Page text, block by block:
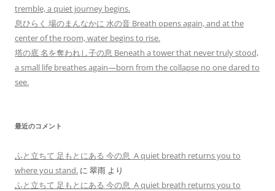
tremble, a quiet journey begins.
息ひらく 場のまんなかに 水の音 Breath opens again, and at the
center of the room, water begins to rise.
塔の底 名を奪われし子の息 Beneath a tower that never truly stood,
a small life breathes again—born from the collapse no one dared to
see.
最近のコメント
ふと立ちて 足もとにある 今の息 A quiet breath returns you to
where you stand. に 翠雨 より
ふと立ちて 足もとにある 今の息 A quiet breath returns you to